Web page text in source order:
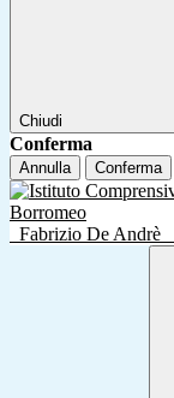
Chiudi
Conferma
Annulla Conferma
Fabrizio De Andrè